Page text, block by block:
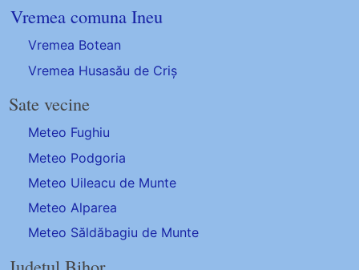
Vremea comuna Ineu
Vremea Botean
Vremea Husasău de Criș
Sate vecine
Meteo Fughiu
Meteo Podgoria
Meteo Uileacu de Munte
Meteo Alparea
Meteo Săldăbagiu de Munte